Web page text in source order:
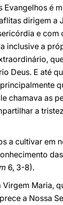
Evangelhos é
dirigem a
e com
inclusive a
Deus. E até
chamava as
a
a cultivar em
6, 3-8).
Maria,
a Nossa